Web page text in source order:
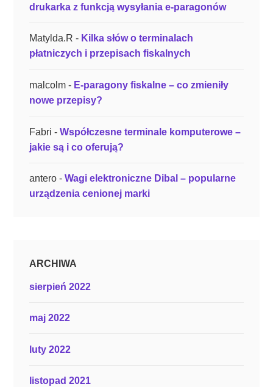
0
0
”
drukarka z funkcją wysyłania e-paragonów
Matylda.R - Kilka słów o terminalach
płatniczych i przepisach fiskalnych
malcolm- E-paragony fiskalne – co zmieniły
nowe przepisy?
Fabri - Współczesne terminale komputerowe –
jakie są i co oferują?
antero- Wagi elektroniczne Dibal – popularne
urządzenia cenionej marki
ARCHIWA
sierpień 2022
maj 2022
luty 2022
listopad 2021